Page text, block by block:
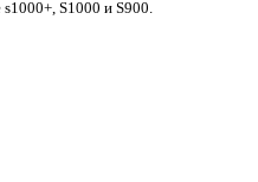
S1000 и S900.